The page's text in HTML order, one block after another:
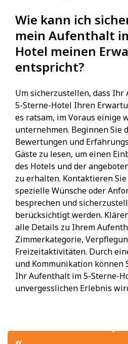
Wie kann ich
mein Aufenthalt
Hotel meinen
entspricht?
Um sicherzustellen, dass
5-Sterne-Hotel Ihren
es ratsam, im Voraus einige
unternehmen. Beginnen Sie
Bewertungen und
Gäste zu lesen, um einen
des Hotels und der
zu erhalten. Kontaktieren
spezielle Wünsche oder
besprechen und
berücksichtigt werden.
alle Details zu Ihrem
Zimmerkategorie,
Freizeitaktivitäten. Durch
und Kommunikation können
Ihr Aufenthalt im 5-Sterne-
unvergesslichen Erlebnis
Beitrags-